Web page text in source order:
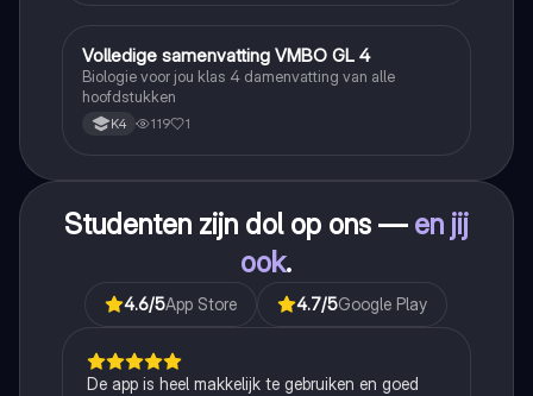
Biologie
Volledige samenvatting VMBO GL 4
Biologie voor jou klas 4 damenvatting van alle
hoofdstukken
K4 119 1
Studenten zijn dol op ons — en jij
ook.
4.6/5App Store 4.7/5Google Play
De app is heel makkelijk te gebruiken en goed